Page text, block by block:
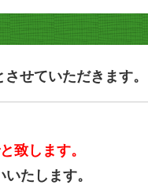
させていただきます。
致します。
いたします。